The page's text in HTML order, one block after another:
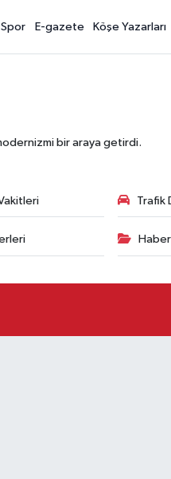
Spor E-gazete Köşe Yazarları
bir araya getirdi.
Trafik